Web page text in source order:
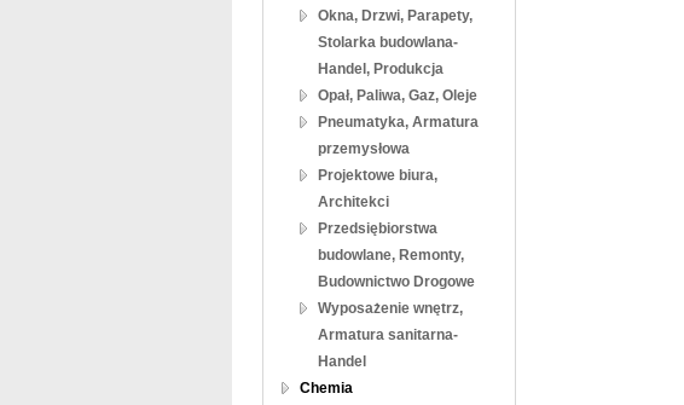
Okna, Drzwi, Parapety,
Stolarka budowlana-
Handel, Produkcja
Opał, Paliwa, Gaz, Oleje
Pneumatyka, Armatura
przemysłowa
Projektowe biura,
Architekci
Przedsiębiorstwa
budowlane, Remonty,
Budownictwo Drogowe
Wyposażenie wnętrz,
Armatura sanitarna-
Handel
Chemia